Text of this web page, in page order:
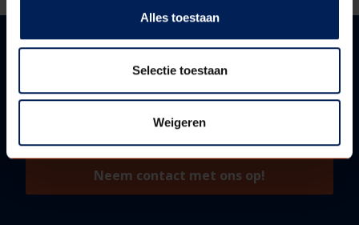
Alles toestaan
Selectie toestaan
Weigeren
VRAGEN?
WIJ HELPEN U GRAAG!
Neem contact met ons op!